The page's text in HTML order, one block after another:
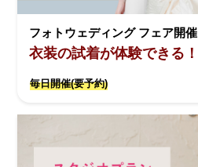
フォトウェディング フェア開催
衣装の試着が体験できる！
毎日開催(要予約)